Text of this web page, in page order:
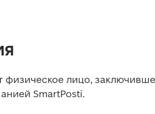
физическое лицо,
SmartPosti.